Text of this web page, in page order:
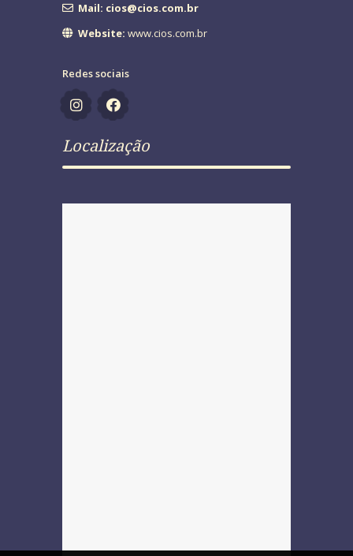
Mail: cios@cios.com.br
Website: www.cios.com.br
Redes sociais
Localização